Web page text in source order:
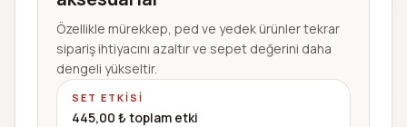
Özellikle mürekkep, ped ve yedek ürünler tekrar
sipariş ihtiyacını azaltır ve sepet değerini daha
dengeli yükseltir.
SET ETKISI
445,00 ₺ toplam etki